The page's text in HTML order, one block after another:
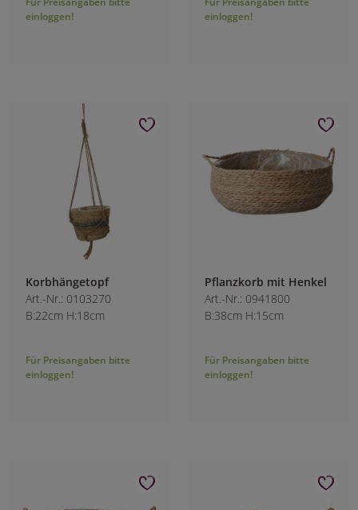
einloggen!
einloggen!
Korbhängetopf
Art.-Nr.: 0103270
B:22cm H:18cm
Für Preisangaben bitte
einloggen!
Pflanzkorb mit Henkel
Art.-Nr.: 0941800
B:38cm H:15cm
Für Preisangaben bitte
einloggen!